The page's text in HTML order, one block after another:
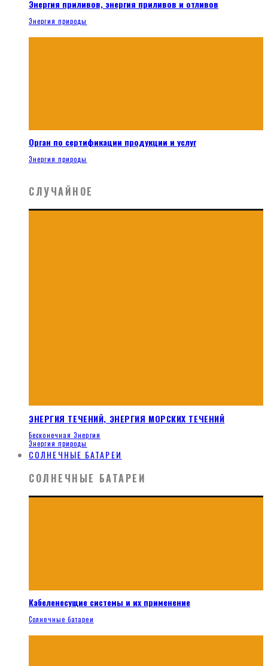
Энергия приливов, энергия приливов и отливов
Энергия природы
Орган по сертификации продукции и услуг
Энергия природы
СЛУЧАЙНОЕ
ЭНЕРГИЯ ТЕЧЕНИЙ, ЭНЕРГИЯ МОРСКИХ ТЕЧЕНИЙ
Бесконечная Энергия
Энергия природы
СОЛНЕЧНЫЕ БАТАРЕИ
СОЛНЕЧНЫЕ БАТАРЕИ
Кабеленесущие системы и их применение
Солнечные батареи